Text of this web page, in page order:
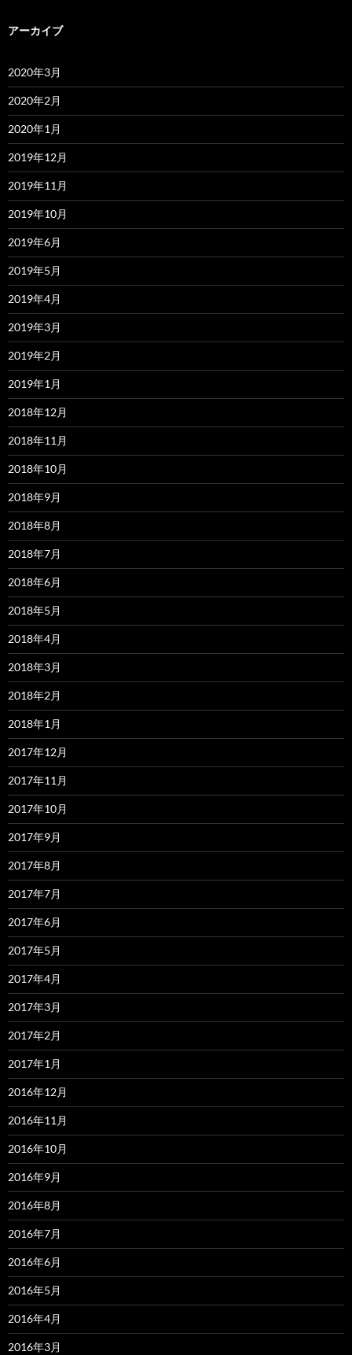
アーカイブ
2020年3月
2020年2月
2020年1月
2019年12月
2019年11月
2019年10月
2019年6月
2019年5月
2019年4月
2019年3月
2019年2月
2019年1月
2018年12月
2018年11月
2018年10月
2018年9月
2018年8月
2018年7月
2018年6月
2018年5月
2018年4月
2018年3月
2018年2月
2018年1月
2017年12月
2017年11月
2017年10月
2017年9月
2017年8月
2017年7月
2017年6月
2017年5月
2017年4月
2017年3月
2017年2月
2017年1月
2016年12月
2016年11月
2016年10月
2016年9月
2016年8月
2016年7月
2016年6月
2016年5月
2016年4月
2016年3月